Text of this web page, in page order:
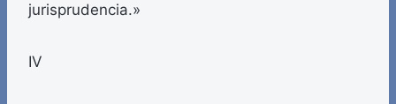
jurisprudencia.»
IV